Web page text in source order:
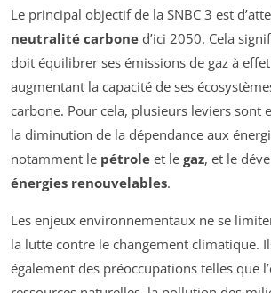
Le principal objectif de la SNBC 3 est
neutralité carbone d’ici 2050. Cela
doit équilibrer ses émissions de gaz à
augmentant la capacité de ses
carbone. Pour cela, plusieurs leviers sont
la diminution de la dépendance aux
notamment le pétrole et le gaz, et le
énergies renouvelables.
Les enjeux environnementaux ne se
la lutte contre le changement climatique.
également des préoccupations telles que